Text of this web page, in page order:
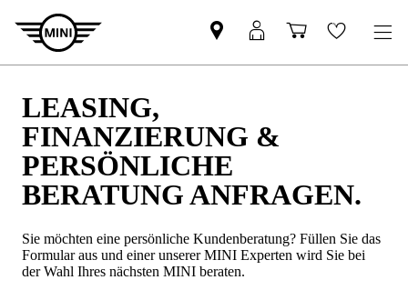
LEASING,
FINANZIERUNG &
PERSÖNLICHE
BERATUNG ANFRAGEN.
Sie möchten eine persönliche Kundenberatung? Füllen Sie das
Formular aus und einer unserer MINI Experten wird Sie bei
der Wahl Ihres nächsten MINI beraten.